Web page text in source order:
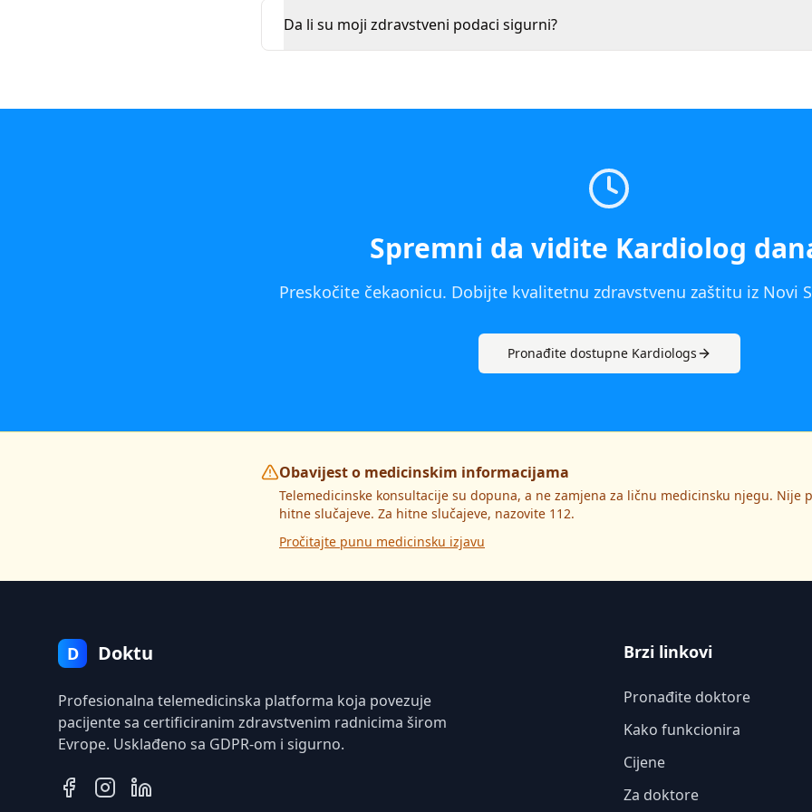
Da li su moji zdravstveni podaci sigurni?
Spremni da vidite Kardiolog
Preskočite čekaonicu. Dobijte kvalitetnu zdravstvenu zaštitu iz Novi
Pronađite dostupne Kardiologs
Obavijest o medicinskim informacijama
Telemedicinske konsultacije su dopuna, a ne zamjena za ličnu medicinsku njegu. Nije
hitne slučajeve. Za hitne slučajeve, nazovite 112.
Pročitajte punu medicinsku izjavu
D Doktu
Profesionalna telemedicinska platforma koja povezuje
pacijente sa certificiranim zdravstvenim radnicima širom
Evrope. Usklađeno sa GDPR-om i sigurno.
Brzi linkovi
Pronađite doktore
Kako funkcionira
Cijene
Za doktore